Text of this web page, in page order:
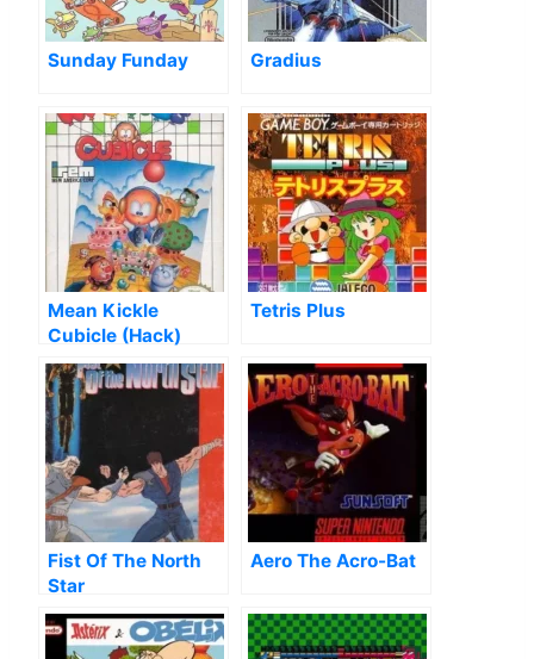
Sunday Funday Gradius
Mean Kickle
Cubicle (Hack)
Tetris Plus
Fist Of The North
Star
Aero The Acro-Bat